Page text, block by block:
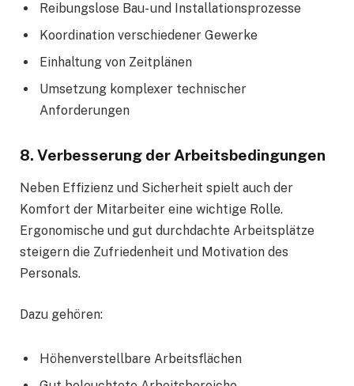
Reibungslose Bau- und Installationsprozesse
Koordination verschiedener Gewerke
Einhaltung von Zeitplänen
Umsetzung komplexer technischer
Anforderungen
8. Verbesserung der Arbeitsbedingungen
Neben Effizienz und Sicherheit spielt auch der
Komfort der Mitarbeiter eine wichtige Rolle.
Ergonomische und gut durchdachte Arbeitsplätze
steigern die Zufriedenheit und Motivation des
Personals.
Dazu gehören:
Höhenverstellbare Arbeitsflächen